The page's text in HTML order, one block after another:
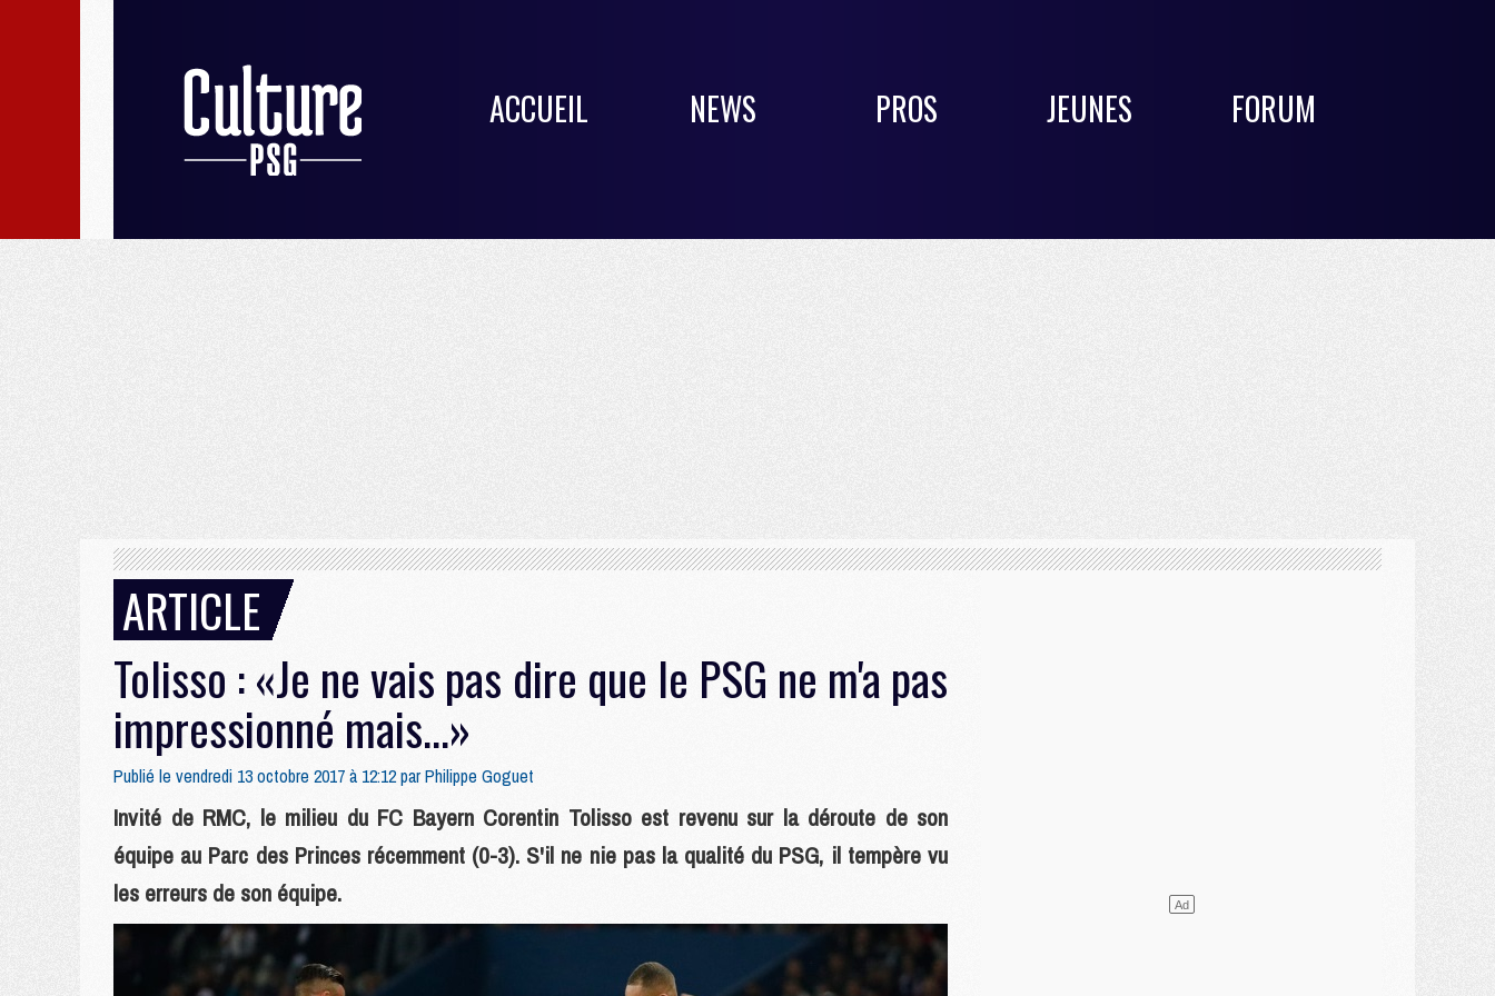
ACCUEIL NEWS PROS JEUNES FORUM
ARTICLE
Tolisso : «Je ne vais pas dire que le PSG ne m'a pas
impressionné mais...»
Publié le vendredi 13 octobre 2017 à 12:12 parPhilippe Goguet
Invité de RMC, le milieu du FC Bayern Corentin Tolisso est revenu sur la déroute de son
équipe au Parc des Princes récemment (0-3). S'il ne nie pas la qualité du PSG, il tempère vu
les erreurs de son équipe.